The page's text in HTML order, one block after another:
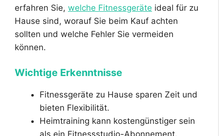
erfahren Sie, welche Fitnessgeräte ideal für zu
Hause sind, worauf Sie beim Kauf achten
sollten und welche Fehler Sie vermeiden
können.
Wichtige Erkenntnisse
Fitnessgeräte zu Hause sparen Zeit und
bieten Flexibilität.
Heimtraining kann kostengünstiger sein
als ein Fitnessstudio-Abonnement.